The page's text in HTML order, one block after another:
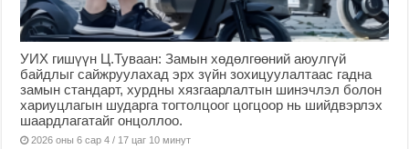
УИХ гишүүн Ц.Туваан: Замын хөдөлгөөний аюулгүй
байдлыг сайжруулахад эрх зүйн зохицуулалтаас гадна
замын стандарт, хурдны хязгаарлалтын шинэчлэл болон
хариуцлагын шударга тогтолцоог цогцоор нь шийдвэрлэх
шаардлагатайг онцоллоо.
2026 оны 6 сар 4 / 17 цаг 10 минут